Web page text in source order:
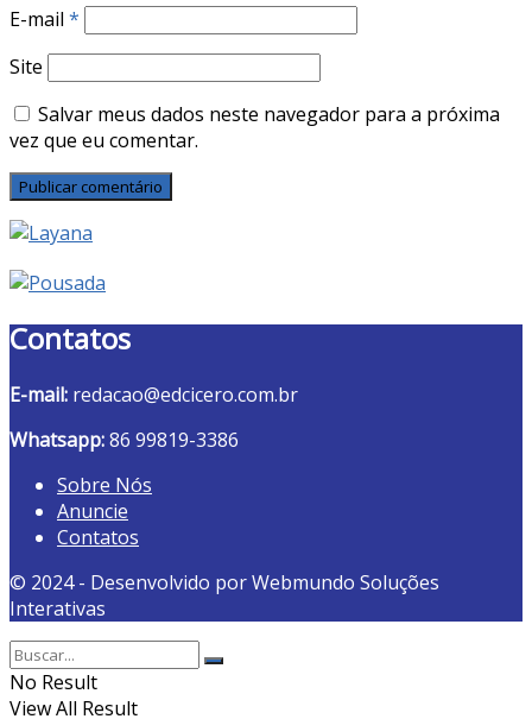
E-mail *
Site
Salvar meus dados neste navegador para a próxima
vez que eu comentar.
Contatos
E-mail: redacao@edcicero.com.br
Whatsapp:86 99819-3386
Sobre Nós
Anuncie
Contatos
© 2024 - Desenvolvido por Webmundo Soluções
Interativas
No Result
View All Result